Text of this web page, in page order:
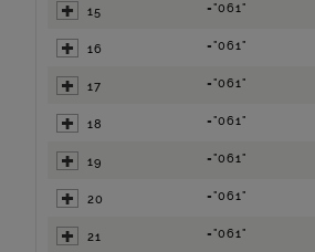
15 ="061"
16 ="061"
17 ="061"
18 ="061"
19 ="061"
20 ="061"
21 ="061"